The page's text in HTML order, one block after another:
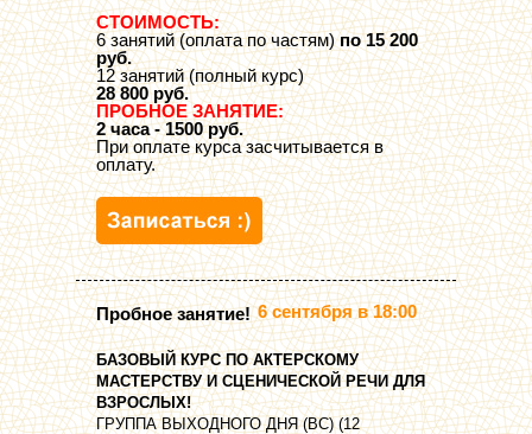
СТОИМОСТЬ:
6 занятий (оплата по частям)по 15 200
руб.
12 занятий (полный курс)
28 800 руб.
ПРОБНОЕ ЗАНЯТИЕ:
2 часа - 1500 руб.
При оплате курса засчитывается в
оплату.
Пробное занятие! 6 сентября в 18:00
БАЗОВЫЙ КУРС ПО АКТЕРСКОМУ
МАСТЕРСТВУ И СЦЕНИЧЕСКОЙ РЕЧИ ДЛЯ
ВЗРОСЛЫХ!
ГРУППА ВЫХОДНОГО ДНЯ (ВС) (12